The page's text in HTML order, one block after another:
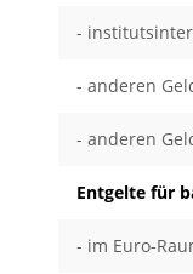
-
- anderen
- anderen
Entgelte für
- im Euro-